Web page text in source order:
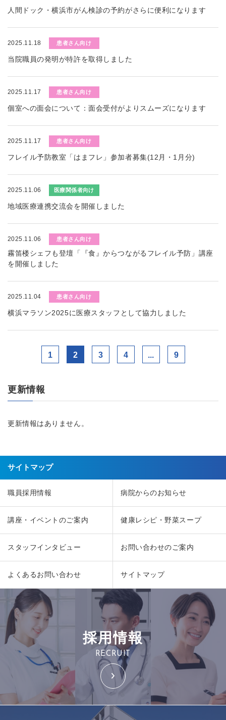
人間ドック・横浜市がん検診の予約がさらに便利になります
2025.11.18 患者さん向け
当院職員の発明が特許を取得しました
2025.11.17 患者さん向け
個室への面会について：面会受付がよりスムーズになります
2025.11.17 患者さん向け
フレイル予防教室「はまフレ」参加者募集(12月・1月分)
2025.11.06 医療関係者向け
地域医療連携交流会を開催しました
2025.11.06 患者さん向け
霧笛楼シェフも登壇「『食』からつながるフレイル予防」講座
を開催しました
2025.11.04 患者さん向け
横浜マラソン2025に医療スタッフとして協力しました
1 2 3 4 ... 9
更新情報
更新情報はありません。
サイトマップ
職員採用情報 病院からのお知らせ
講座・イベントのご案内 健康レシピ・野菜スープ
スタッフインタビュー お問い合わせのご案内
よくあるお問い合わせ サイトマップ
採用情報
RECRUIT